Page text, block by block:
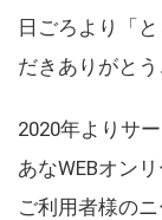
日ごろより「
だきありがとう
2020年よりサ
あなWEBオン
ご利用者様の